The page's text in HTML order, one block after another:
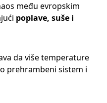
među evropskim
poplave, suše i
da više temperature
prehrambeni sistem i